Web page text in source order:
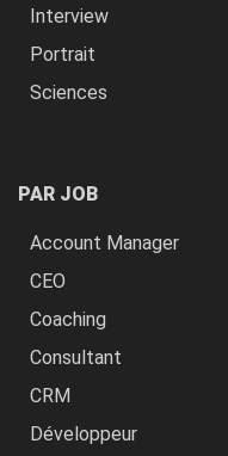
Interview
Portrait
Sciences
PAR JOB
Account Manager
CEO
Coaching
Consultant
CRM
Développeur